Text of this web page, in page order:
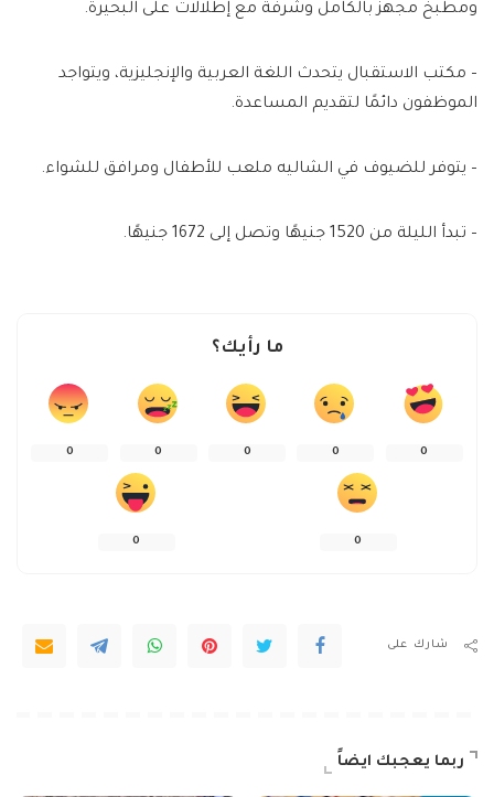
ومطبخ مجهز بالكامل وشرفة مع إطلالات على البحيرة.
– مكتب الاستقبال يتحدث اللغة العربية والإنجليزية، ويتواجد
الموظفون دائمًا لتقديم المساعدة.
– يتوفر للضيوف في الشاليه ملعب للأطفال ومرافق للشواء.
– تبدأ الليلة من 1520 جنيهًا وتصل إلى 1672 جنيهًا.
ما رأيك؟
0
0
0
0
0
0
0
شارك على
ربما يعجبك ايضاً